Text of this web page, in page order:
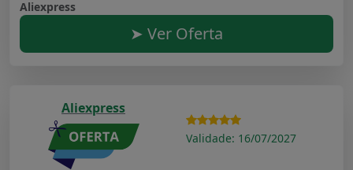
Aliexpress
➤ Ver Oferta
Aliexpress
Validade: 16/07/2027